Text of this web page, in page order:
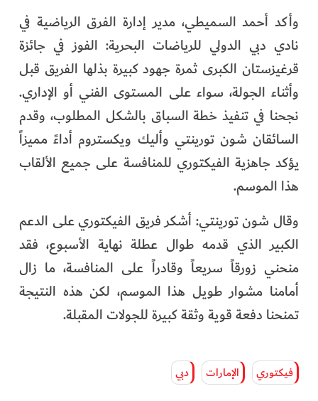
وأكد أحمد السميطي، مدير إدارة الفرق الرياضية في
نادي دبي الدولي للرياضات البحرية: الفوز في جائزة
قرغيزستان الكبرى ثمرة جهود كبيرة بذلها الفريق قبل
وأثناء الجولة، سواء على المستوى الفني أو الإداري.
نجحنا في تنفيذ خطة السباق بالشكل المطلوب، وقدم
السائقان شون تورينتي وأليك ويكستروم أداءً مميزاً
يؤكد جاهزية الفيكتوري للمنافسة على جميع الألقاب
هذا الموسم.
وقال شون تورينتي: أشكر فريق الفيكتوري على الدعم
الكبير الذي قدمه طوال عطلة نهاية الأسبوع، فقد
منحني زورقاً سريعاً وقادراً على المنافسة، ما زال
أمامنا مشوار طويل هذا الموسم، لكن هذه النتيجة
تمنحنا دفعة قوية وثقة كبيرة للجولات المقبلة.
فيكتوري الإمارات دبي